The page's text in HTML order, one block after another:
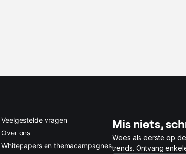
Veelgestelde vragen
Over ons
Whitepapers en themacampagnes
Mis niets,
Wees als eerste op
trends. Ontvang